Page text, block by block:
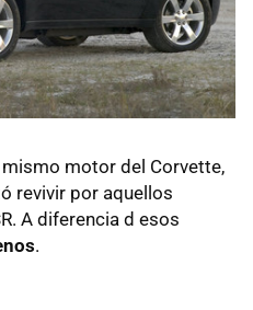
motor del Corvette,
revivir por aquellos
A diferencia d esos
.